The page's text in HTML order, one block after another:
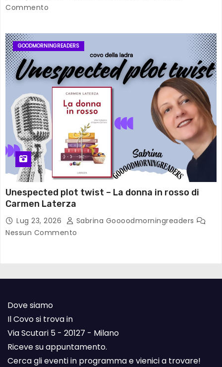
Commento
GOODMORNINGREADERS
Unespected plot twist – La donna in rosso di
Carmen Laterza
Lug 23, 2026
Sabrina Goooodmorningreaders
Nessun Commento
Dove siamo
Il Covo si trova in
Via Scutari 5 - 20127 - Milano
Riceve su appuntamento.
Cerca gli eventi in programma e vienici a trovare!